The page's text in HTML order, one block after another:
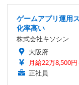
ゲームアプリ運用
化率高い
株式会社キソシン
大阪府
月給22万8,500
正社員